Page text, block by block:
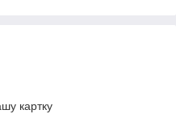
картку